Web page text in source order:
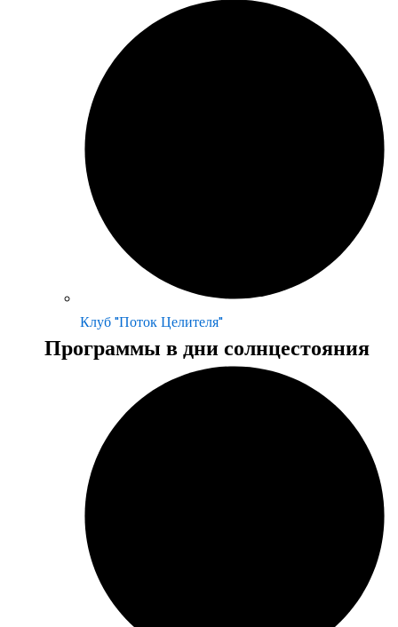
Клуб "Поток Целителя"
Программы в дни солнцестояния